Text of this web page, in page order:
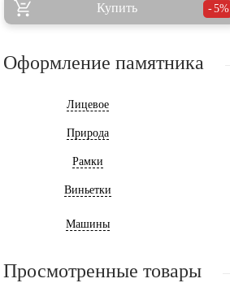
Купить 5%
Оформление памятника
Лицевое
Природа
Рамки
Виньетки
Машины
Просмотренные товары